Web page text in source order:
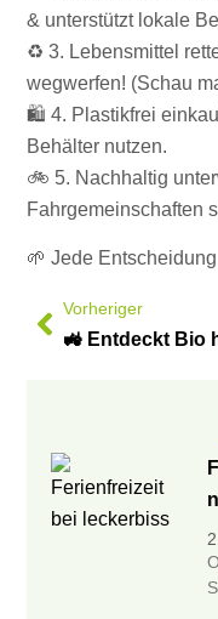
& unterstützt lokale
♻️ 3. Lebensmittel
wegwerfen! (Schau
🛍 4. Plastikfrei
Behälter nutzen.
🚲 5. Nachhaltig
Fahrgemeinschaften
🌱 Jede
Vorheriger